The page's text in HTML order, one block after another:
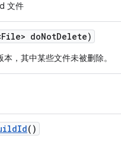
文件
doNotDelete)
本，其中某些文件未被删除。
Id()